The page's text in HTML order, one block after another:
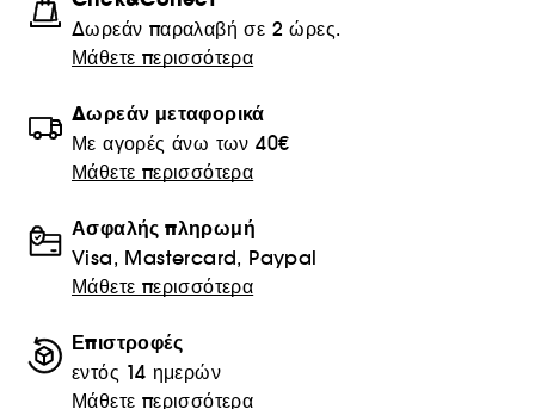
Δωρεάν παραλαβή σε 2 ώρες.
Μάθετε περισσότερα
Δωρεάν μεταφορικά
Με αγορές άνω των 40€
Μάθετε περισσότερα
Ασφαλής πληρωμή
Visa, Mastercard, Paypal
Μάθετε περισσότερα
Επιστροφές
εντός 14 ημερών
Μάθετε περισσότερα